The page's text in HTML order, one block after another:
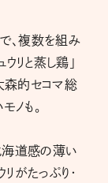
、複数を組み
リと蒸し鶏」
森的セコマ総
ノも。
海道感の薄い
リがたっぷり・